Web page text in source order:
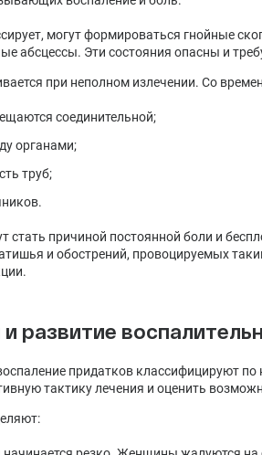
могут формироваться гнойные
абсцессы. Эти состояния опасны и
при неполном излечении. Со
соединительной;
органами;
труб;
стать причиной постоянной боли и
и обострений, провоцируемых
развитие
придатков классифицируют
тактику лечения и оценить